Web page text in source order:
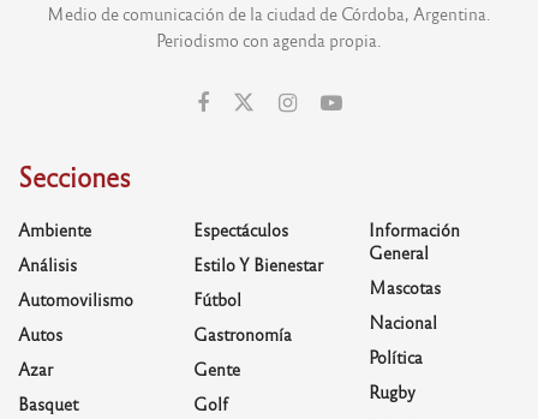
Medio de comunicación de la ciudad de Córdoba, Argentina.
Periodismo con agenda propia.
Secciones
Ambiente
Análisis
Automovilismo
Autos
Azar
Basquet
Espectáculos
Estilo Y Bienestar
Fútbol
Gastronomía
Gente
Golf
Información
General
Mascotas
Nacional
Política
Rugby